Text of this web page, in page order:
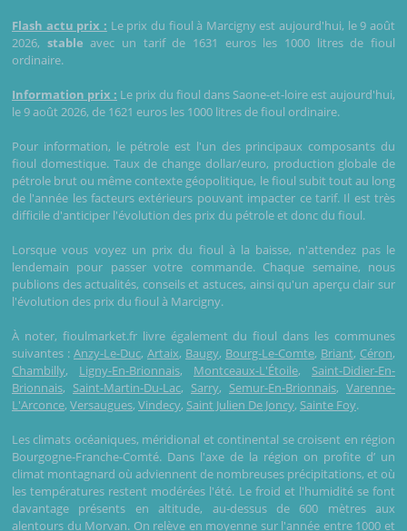
Flash actu prix : Le prix du fioul à Marcigny est aujourd'hui, le 9 août
2026, stable avec un tarif de 1631 euros les 1000 litres de fioul
ordinaire.
Information prix : Le prix du fioul dans Saone-et-loire est aujourd'hui,
le 9 août 2026, de 1621 euros les 1000 litres de fioul ordinaire.
Pour information, le pétrole est l'un des principaux composants du
fioul domestique. Taux de change dollar/euro, production globale de
pétrole brut ou même contexte géopolitique, le fioul subit tout au long
de l'année les facteurs extérieurs pouvant impacter ce tarif. Il est très
difficile d'anticiper l'évolution des prix du pétrole et donc du fioul.
Lorsque vous voyez un prix du fioul à la baisse, n'attendez pas le
lendemain pour passer votre commande. Chaque semaine, nous
publions des actualités, conseils et astuces, ainsi qu'un aperçu clair sur
l'évolution des prix du fioul à Marcigny.
À noter, fioulmarket.fr livre également du fioul dans les communes
suivantes : Anzy-Le-Duc, Artaix, Baugy, Bourg-Le-Comte, Briant, Céron,
Chambilly, Ligny-En-Brionnais, Montceaux-L'Étoile, Saint-Didier-En-
Brionnais, Saint-Martin-Du-Lac, Sarry, Semur-En-Brionnais, Varenne-
L'Arconce, Versaugues, Vindecy, Saint Julien De Joncy, Sainte Foy.
Les climats océaniques, méridional et continental se croisent en région
Bourgogne-Franche-Comté. Dans l'axe de la région on profite d’ un
climat montagnard où adviennent de nombreuses précipitations, et où
les températures restent modérées l'été. Le froid et l'humidité se font
davantage présents en altitude, au-dessus de 600 mètres aux
alentours du Morvan. On relève en moyenne sur l'année entre 1000 et